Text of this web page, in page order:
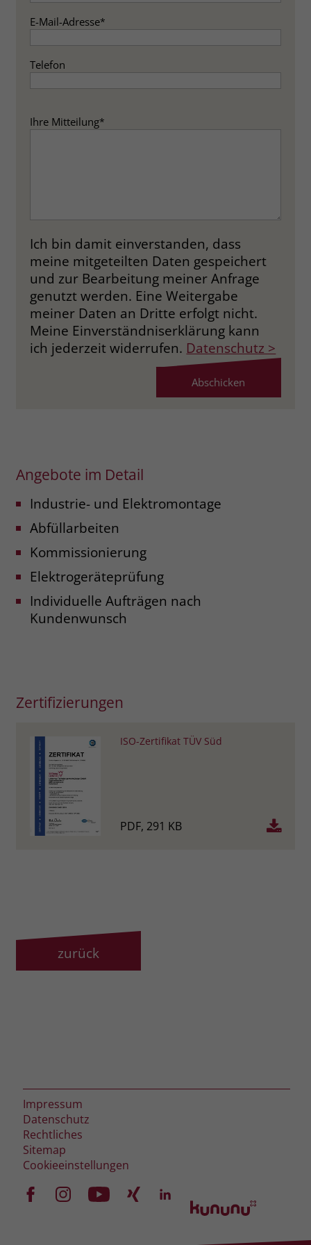
E-Mail-Adresse*
Telefon
Ihre Mitteilung*
Ich bin damit einverstanden, dass
meine mitgeteilten Daten gespeichert
und zur Bearbeitung meiner Anfrage
genutzt werden. Eine Weitergabe
meiner Daten an Dritte erfolgt nicht.
Meine Einverständniserklärung kann
ich jederzeit widerrufen. Datenschutz >
Angebote im Detail
Industrie- und Elektromontage
Abfüllarbeiten
Kommissionierung
Elektrogeräteprüfung
Individuelle Aufträgen nach
Kundenwunsch
Zertifizierungen
ISO-Zertifikat TÜV Süd
PDF, 291 KB
zurück
Impressum
Datenschutz
Rechtliches
Sitemap
Cookieeinstellungen
zeigen. Das _fbp-Cookie sammelt keine
persönlich identifizierbaren
Informationen und wird von Facebook
nur platziert, um Daten an das